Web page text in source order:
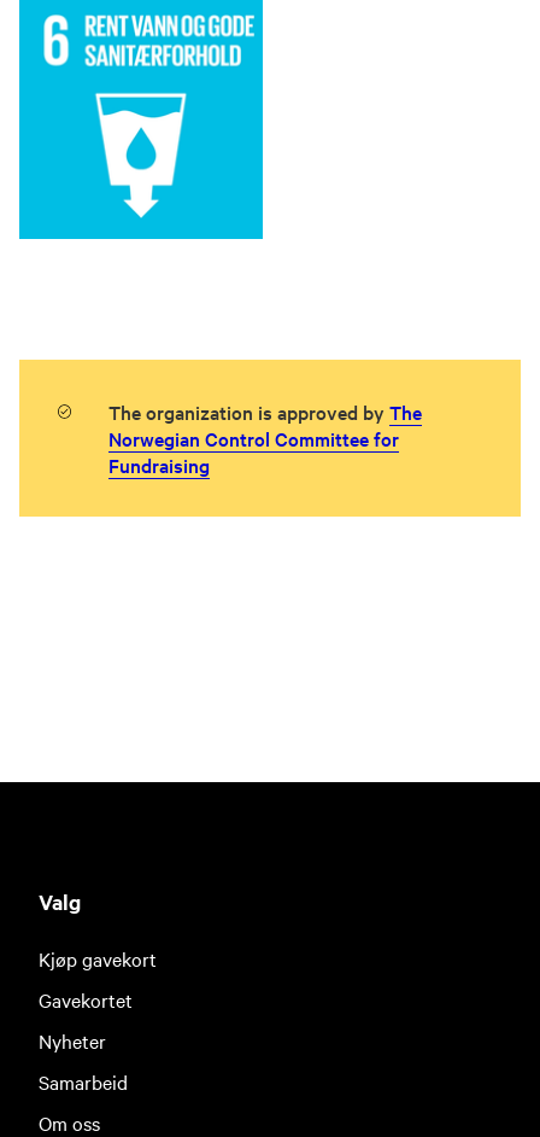
The organization is approved byThe
Norwegian Control Committee for
Fundraising
Valg
Kjøp gavekort
Gavekortet
Nyheter
Samarbeid
Om oss